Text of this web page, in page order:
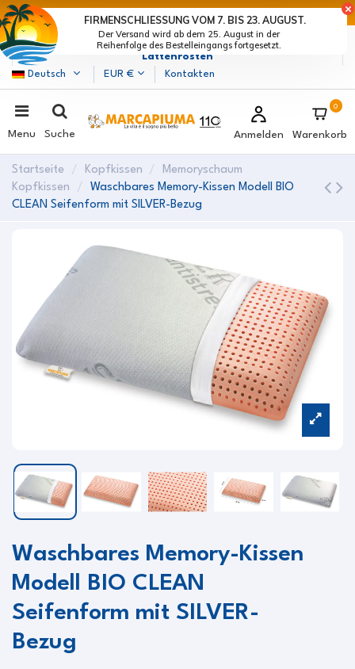
Marcapiuma| Hersteller von Matratzen, Kissen und
Lattenrosten
Deutsch
EUR € Kontakten
Menu Suche Anmelden
0
Warenkorb
Startseite Kopfkissen
Memoryschaum
Kopfkissen
Waschbares Memory-Kissen Modell BIO
CLEAN Seifenform mit SILVER-Bezug
Waschbares Memory-Kissen
Modell BIO CLEAN
Seifenform mit SILVER-
Bezug
Der Versand wird ab dem 25. August in der
Reihenfolge des Bestelleingangs fortgesetzt.
FIRMENSCHLIESSUNG VOM 7. BIS 23. AUGUST.